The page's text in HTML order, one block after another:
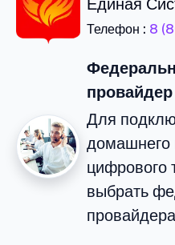
Единая
Телефон : 8
провайдер
Для
домашнего
цифрового
выбрать